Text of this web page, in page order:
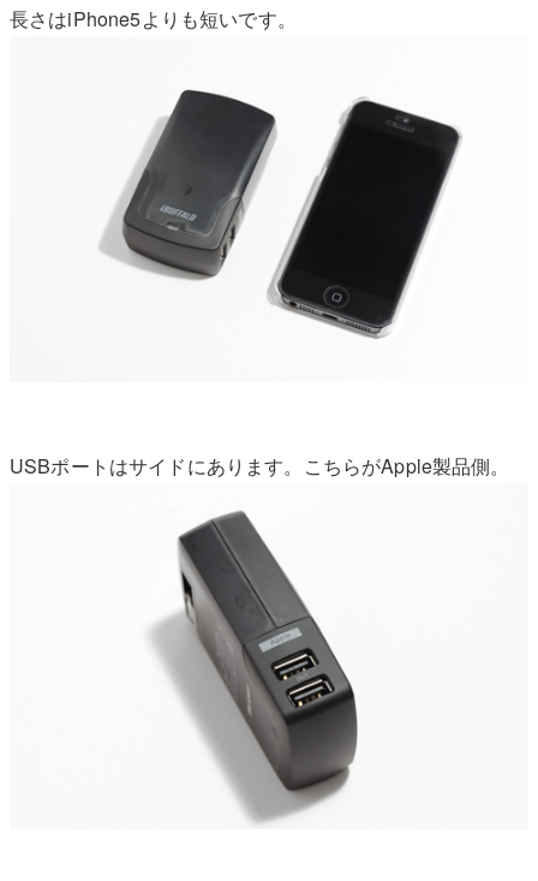
長さはiPhone5よりも短いです。
USBポートはサイドにあります。こちらがApple製品側。